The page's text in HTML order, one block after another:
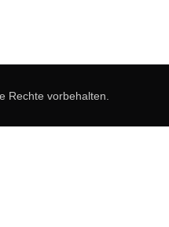
Rechte vorbehalten.